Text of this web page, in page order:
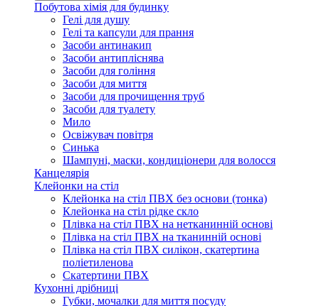
Побутова хімія для будинку
Гелі для душу
Гелі та капсули для прання
Засоби антинакип
Засоби антипліснява
Засоби для гоління
Засоби для миття
Засоби для прочищення труб
Засоби для туалету
Мило
Освіжувач повітря
Синька
Шампуні, маски, кондиціонери для волосся
Канцелярія
Клейонки на стіл
Клейонка на стіл ПВХ без основи (тонка)
Клейонка на стіл рідке скло
Плівка на стіл ПВХ на нетканинній основі
Плівка на стіл ПВХ на тканинній основі
Плівка на стіл ПВХ силікон, скатертина
поліетиленова
Скатертини ПВХ
Кухонні дрібниці
Губки, мочалки для миття посуду